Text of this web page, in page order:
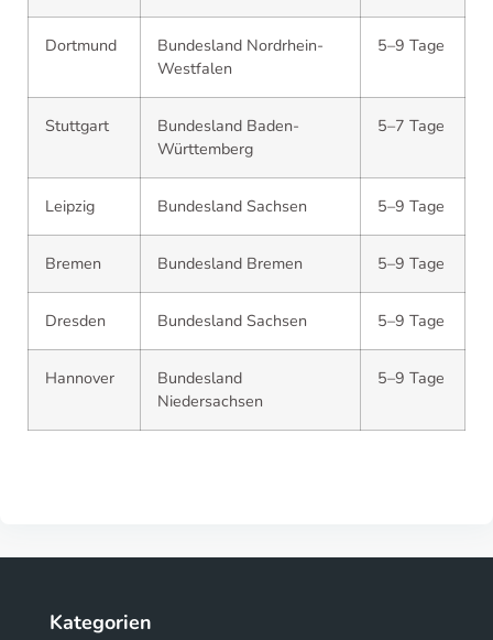
Dortmund
Bundesland Nordrhein-
Westfalen
5–9 Tage
Stuttgart
Bundesland Baden-
Württemberg
5–7 Tage
Leipzig Bundesland Sachsen 5–9 Tage
Bremen Bundesland Bremen 5–9 Tage
Dresden Bundesland Sachsen 5–9 Tage
Hannover
Bundesland
Niedersachsen
5–9 Tage
Kategorien